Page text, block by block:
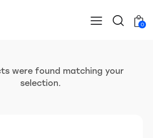
0
were found matching your
selection.